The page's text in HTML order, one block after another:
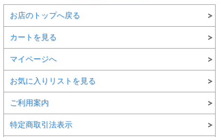
お店のトップへ戻る
カートを見る
マイページへ
お気に入りリストを見る
ご利用案内
特定商取引法表示